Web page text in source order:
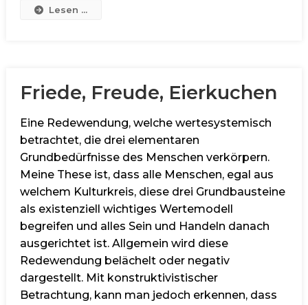
Lesen ...
Friede, Freude, Eierkuchen
Eine Redewendung, welche wertesystemisch
betrachtet, die drei elementaren
Grundbedürfnisse des Menschen verkörpern.
Meine These ist, dass alle Menschen, egal aus
welchem Kulturkreis, diese drei Grundbausteine
als existenziell wichtiges Wertemodell
begreifen und alles Sein und Handeln danach
ausgerichtet ist. Allgemein wird diese
Redewendung belächelt oder negativ
dargestellt. Mit konstruktivistischer
Betrachtung, kann man jedoch erkennen, dass